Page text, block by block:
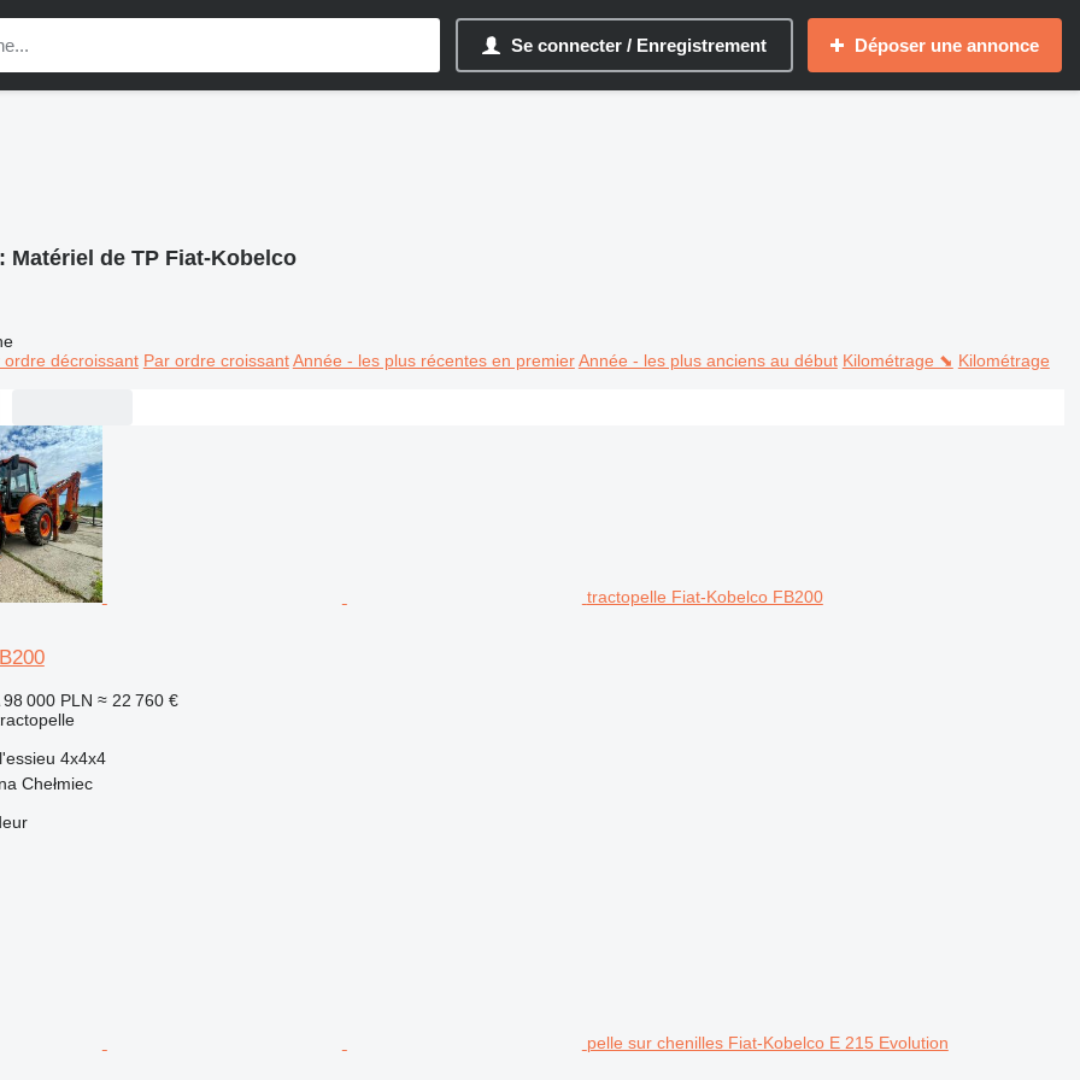
Se connecter / Enregistrement Déposer une annonce
Matériel de TP Fiat-Kobelco
ordre décroissant Par ordre croissant Année - les plus récentes en premier Année - les plus anciens au début Kilométrage ⬊ Kilométrage
tractopelle Fiat-Kobelco FB200
98 000 PLN ≈ 22 760 €
4x4x4
Chełmiec
pelle sur chenilles Fiat-Kobelco E 215 Evolution